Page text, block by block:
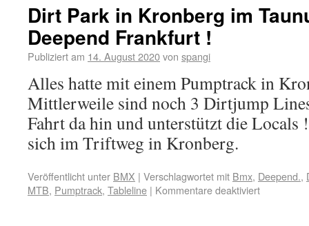
Dirt Park in Kronberg im
Deepend Frankfurt !
Publiziert am 14. August 2020von spangi
Alles hatte mit einem Pumptrack in
Mittlerweile sind noch 3 Dirtjump
Fahrt da hin und unterstützt die
sich im Triftweg in Kronberg.
Veröffentlicht unter BMX | Verschlagwortet mit Bmx, Deepend.,
MTB, Pumptrack, Tableline | Kommentare deaktiviert